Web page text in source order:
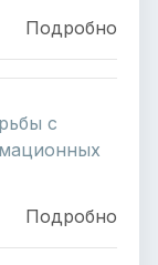
Подробно
с
Подробно